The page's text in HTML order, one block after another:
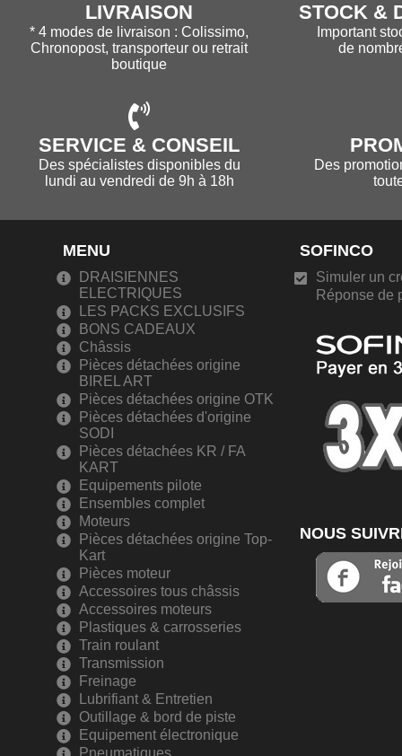
LIVRAISON
* 4 modes de livraison : Colissimo,
Chronopost, transporteur ou retrait
boutique
STOCK &
Important
de
SERVICE & CONSEIL
Des spécialistes disponibles du
lundi au vendredi de 9h à 18h
Des
MENU
DRAISIENNES
ELECTRIQUES
LES PACKS EXCLUSIFS
BONS CADEAUX
Châssis
Pièces détachées origine
BIREL ART
Pièces détachées origine OTK
Pièces détachées d'origine
SODI
Pièces détachées KR / FA
KART
Equipements pilote
Ensembles complet
Moteurs
Pièces détachées origine Top-
Kart
Pièces moteur
Accessoires tous châssis
Accessoires moteurs
Plastiques & carrosseries
Train roulant
Transmission
Freinage
Lubrifiant & Entretien
Outillage & bord de piste
Equipement électronique
Pneumatiques
SOFINCO
Simuler un
Réponse de
NOUS